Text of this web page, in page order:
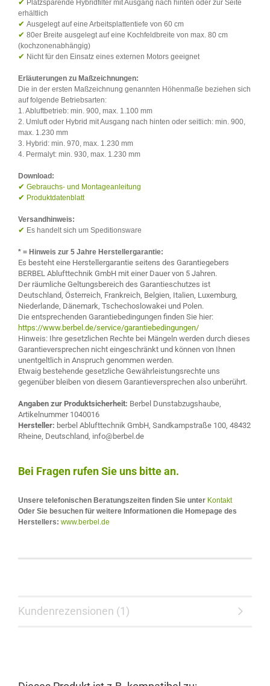
✔ Platzsparende Hybridfilter mit Ausgang nach hinten oder zur Seite
erhältlich
✔ Ausgelegt auf eine Arbeitsplattentiefe von 60 cm
✔ 80er Breite ausgelegt auf eine Kochfeldbreite von max. 80 cm
(kochzonenabhängig)
✔ Nicht für den Einsatz eines externen Motors geeignet
Erläuterungen zu Maßzeichnungen:
Die in der ersten Maßzeichnung genannten Höhenmaße beziehen sich
auf folgende Betriebsarten:
1. Abluftbetrieb: min. 900, max. 1.100 mm
2. Umluft oder Hybrid mit Ausgang nach hinten oder seitlich: min. 900,
max. 1.230 mm
3. Hybrid: min. 970, max. 1.230 mm
4. Permalyt: min. 930, max. 1.230 mm
Download:
✔ Gebrauchs- und Montageanleitung
✔ Produktdatenblatt
Versandhinweis:
✔ Es handelt sich um Speditionsware
* = Hinweis zur 5 Jahre Herstellergarantie:
Es besteht eine Herstellergarantie seitens des Garantiegebers
BERBEL Ablufttechnik GmbH mit einer Dauer von 5 Jahren.
Der räumliche Geltungsbereich des Garantieschutzes ist
Deutschland, Österreich, Frankreich, Belgien, Italien, Luxemburg,
Niederlande, Dänemark, Tschechoslowakei und Polen.
Die entsprechenden Garantiebedingungen finden Sie hier:
https://www.berbel.de/service/garantiebedingungen/
Hinweis: Ihre gesetzlichen Rechte bei Mängeln werden durch dieses
Garantieversprechen nicht eingeschränkt und können von Ihnen
unentgeltlich in Anspruch genommen werden.
Etwaig bestehende gesetzliche Gewährleistungsrechte uns
gegenüber bleiben von diesem Garantieversprechen also unberührt.
Angaben zur Produktsicherheit: Berbel Dunstabzugshaube,
Artikelnummer 1040016
Hersteller: berbel Ablufttechnik GmbH, Sandkampstraße 100, 48432
Rheine, Deutschland, info@berbel.de
Bei Fragen rufen Sie uns bitte an.
Unsere telefonischen Beratungszeiten finden Sie unter Kontakt
Oder Sie besuchen für weitere Informationen die Homepage des
Herstellers: www.berbel.de
Kundenrezensionen (1)